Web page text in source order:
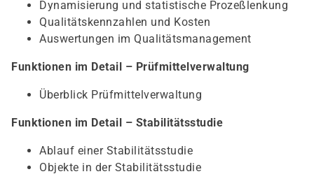
Dynamisierung und statistische Prozeßlenkung
Qualitätskennzahlen und Kosten
Auswertungen im Qualitätsmanagement
Funktionen im Detail – Prüfmittelverwaltung
Überblick Prüfmittelverwaltung
Funktionen im Detail – Stabilitätsstudie
Ablauf einer Stabilitätsstudie
Objekte in der Stabilitätsstudie